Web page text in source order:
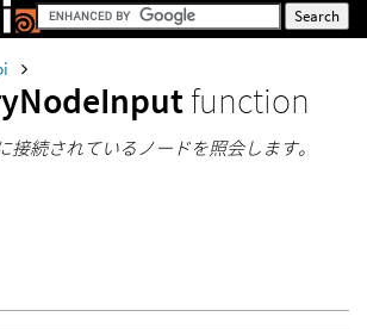
function
接続されているノードを照会します。